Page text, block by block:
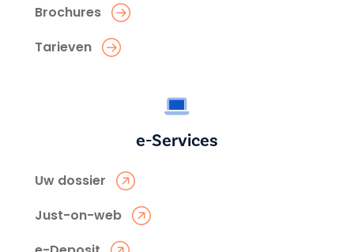
Brochures
Tarieven
e-Services
Uw dossier
Just-on-web